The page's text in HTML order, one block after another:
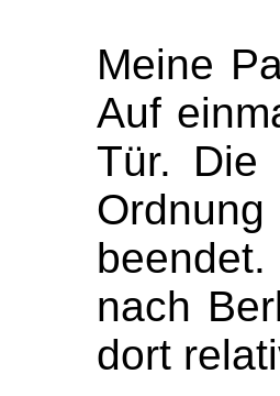
Meine
Auf
Tür. Die
nach
dort